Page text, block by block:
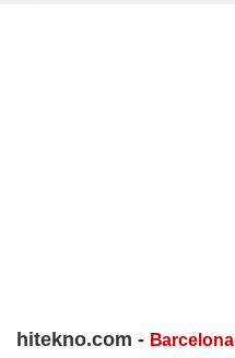
hitekno.com - Barcelona